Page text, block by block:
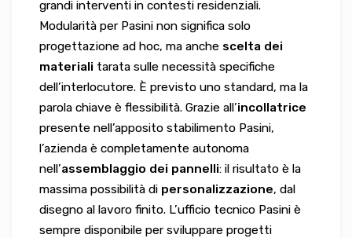
grandi interventi in contesti residenziali.
Modularità per Pasini non significa solo
progettazione ad hoc, ma anche scelta dei
materiali tarata sulle necessità specifiche
dell’interlocutore. È previsto uno standard, ma la
parola chiave è flessibilità. Grazie all’incollatrice
presente nell’apposito stabilimento Pasini,
l’azienda è completamente autonoma
nell’assemblaggio dei pannelli: il risultato è la
massima possibilità di personalizzazione, dal
disegno al lavoro finito. L’ufficio tecnico Pasini è
sempre disponibile per sviluppare progetti